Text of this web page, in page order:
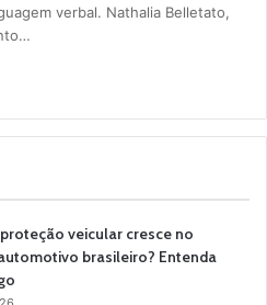
verbal. Nathalia Belletato,
veicular cresce no
brasileiro? Entenda